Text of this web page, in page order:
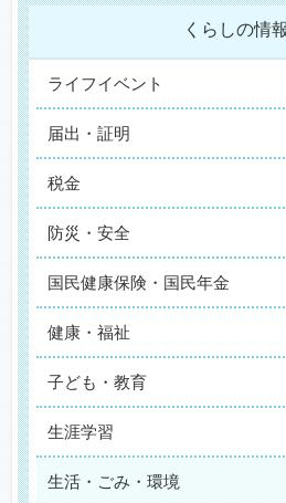
くらしの情報
ライフイベント
届出・証明
税金
防災・安全
国民健康保険・国民年金
健康・福祉
子ども・教育
生涯学習
生活・ごみ・環境